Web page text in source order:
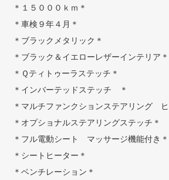
＊１５０００ｋｍ＊
＊車検９年４月＊
＊ブラックメタリック＊
＊ブラック＆イエローレザーインテリア＊
＊Ｑティトゥーラステッチ＊
＊インバーテッドステッチ ＊
＊マルチファンクションステアリング ヒ
＊オプショナルステアリングステッチ＊
＊フル電動シート マッサージ機能付き＊
＊シートヒーター＊
＊ベンチレーション＊